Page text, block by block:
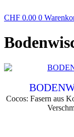
Bodenwischer
Zubehör
Cheminéekörbe
Körbe
Obstkörbe
Servierbretter
CHF 0.00 0
Cocos: Fasern aus